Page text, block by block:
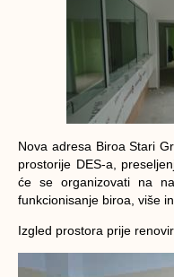
Nova adresa Biroa Stari
prostorije DES-a,
će se organizovati na
funkcionisanje biroa, više
Izgled prostora prije